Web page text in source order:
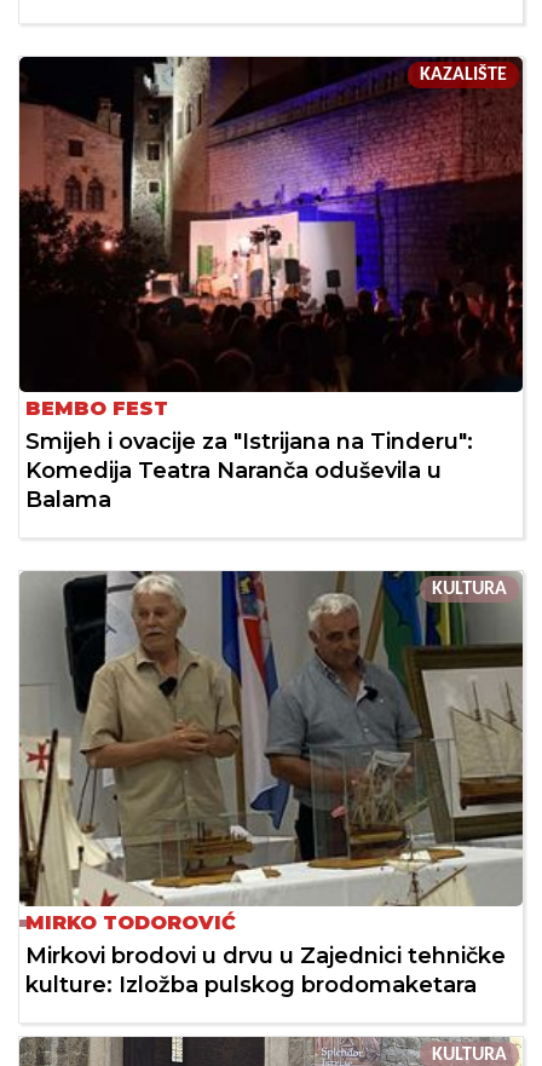
KAZALIŠTE
BEMBO FEST
Smijeh i ovacije za "Istrijana na Tinderu":
Komedija Teatra Naranča oduševila u
Balama
KULTURA
MIRKO TODOROVIĆ
Mirkovi brodovi u drvu u Zajednici tehničke
kulture: Izložba pulskog brodomaketara
KULTURA